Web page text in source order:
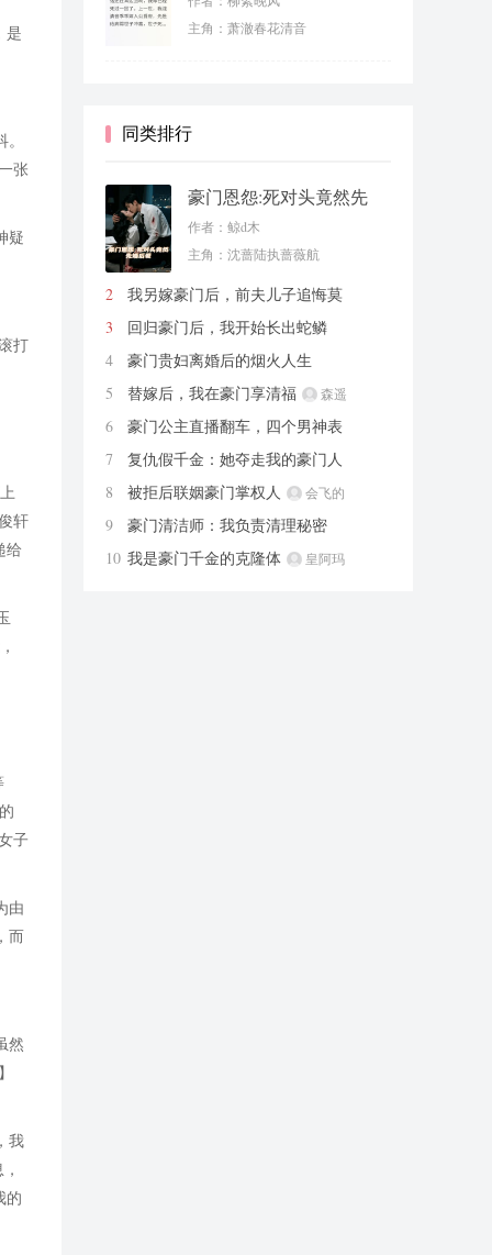
是
张
疑
打
轩
给
子
由
而
然
我
的
主角：萧澈春花清音
同类排行
豪门恩怨:死对头竟然先
婚后爱
作者：鲸d木
主角：沈蔷陆执蔷薇航
2
我另嫁豪门后，前夫儿子追悔莫
及
烘烤类鲨鱼
3 回归豪门后，我开始长出蛇鳞
林夕社
4 豪门贵妇离婚后的烟火人生
手抓饼要加鸡蛋
5 替嫁后，我在豪门享清福 森遥
6
豪门公主直播翻车，四个男神表
白
一见卿卿误终生
7
复仇假千金：她夺走我的豪门人
生
红包来也
8 被拒后联姻豪门掌权人
会飞的
小山
9 豪门清洁师：我负责清理秘密
我叫浮小云
10 我是豪门千金的克隆体 皇阿玛